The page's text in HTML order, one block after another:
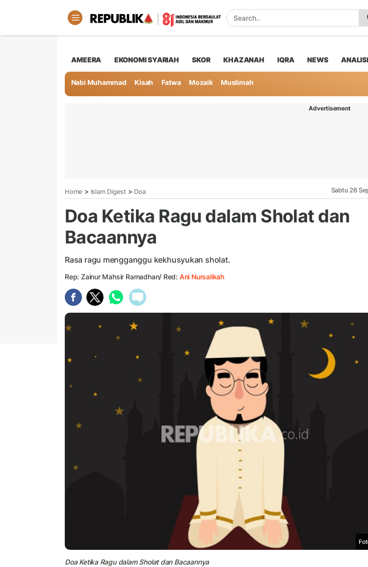
AMEERA EKONOMI SYARIAH SKOR KHAZANAH IQRA NEWS
Nabi Muhammad Kisah Fatwa Mozaik Muslimah
Advertisement
Home > Islam Digest > Doa Sabtu 26
Doa Ketika Ragu dalam Sholat dan
Bacaannya
Rasa ragu mengganggu kekhusyukan sholat.
Rep: Zainur Mahsir Ramadhan/ Red: Ani Nursalikah
Doa Ketika Ragu dalam Sholat dan Bacaannya